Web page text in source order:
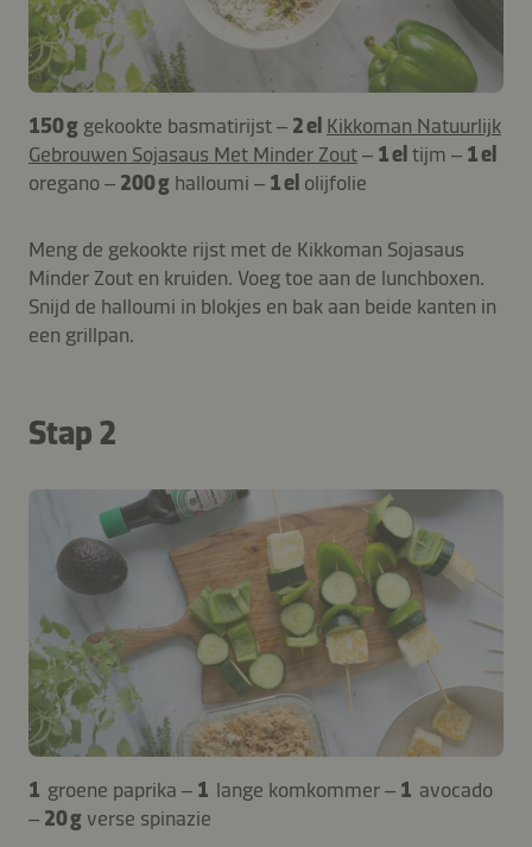
150 ggekookte basmatirijst – 2 el Kikkoman Natuurlijk
Gebrouwen Sojasaus Met Minder Zout– 1 eltijm – 1 el
oregano – 200 g halloumi – 1 el olijfolie
Meng de gekookte rijst met de Kikkoman Sojasaus
Minder Zout en kruiden. Voeg toe aan de lunchboxen.
Snijd de halloumi in blokjes en bak aan beide kanten in
een grillpan.
Stap 2
1 groene paprika – 1 lange komkommer – 1 avocado
– 20 g verse spinazie